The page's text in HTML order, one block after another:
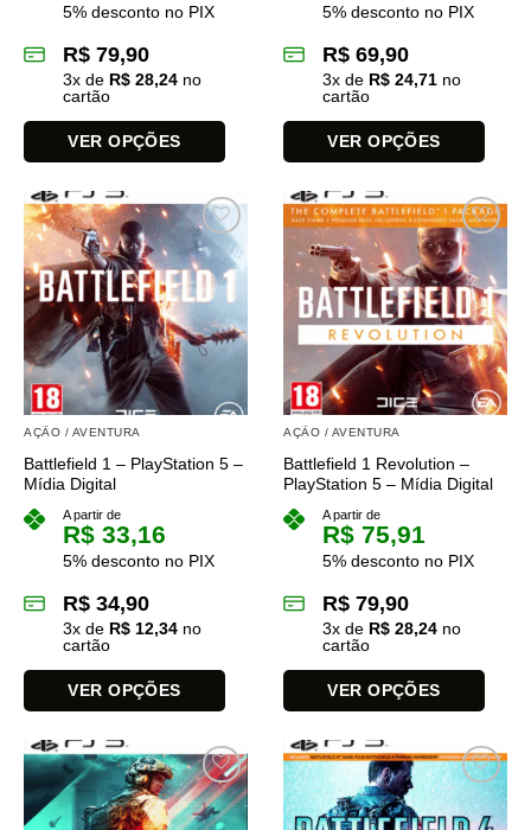
5% desconto no PIX
R$ 79,90
3x de R$ 28,24 no
cartão
VER OPÇÕES
produto
tem
várias
variantes.
As
opções
podem
ser
escolhidas
do
5% desconto no PIX
R$ 69,90
3x de R$ 24,71 no
cartão
VER OPÇÕES
produto
tem
várias
variantes.
As
opções
podem
ser
escolhidas
do
produto
AÇÃO / AVENTURA
Battlefield 1 – PlayStation 5 –
Mídia Digital
A partir de
R$ 33,16
5% desconto no PIX
R$ 34,90
3x de R$ 12,34 no
cartão
VER OPÇÕES
produto
tem
várias
variantes.
AÇÃO / AVENTURA
Battlefield 1 Revolution –
PlayStation 5 – Mídia Digital
A partir de
R$ 75,91
5% desconto no PIX
R$ 79,90
3x de R$ 28,24 no
cartão
VER OPÇÕES
produto
tem
várias
variantes.